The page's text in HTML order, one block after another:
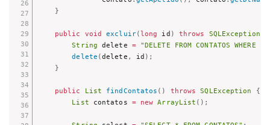
}
public void excluir(long id ) throws SQLException
String delete = "DELETE FROM CONTATOS WHERE
delete (delete , id ) ;
}
public List findContatos ( ) throws SQLException
{
List contatos = new ArrayList ( ) ;